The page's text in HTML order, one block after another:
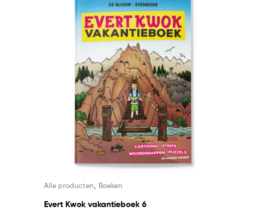
Alle producten Boeken
Evert Kwok vakantieboek 6